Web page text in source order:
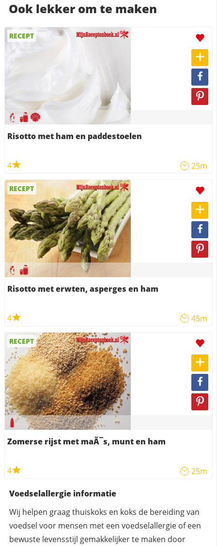
Ook lekker om te maken
RECEPT
Risotto met ham en paddestoelen
4 25m
RECEPT
Risotto met erwten, asperges en ham
4 45m
RECEPT
Zomerse rijst met maÃ¯s, munt en ham
4 25m
Voedselallergie informatie
Wij helpen graag thuiskoks en koks de bereiding van
voedsel voor mensen met een voedselallergie of een
bewuste levensstijl gemakkelijker te maken door